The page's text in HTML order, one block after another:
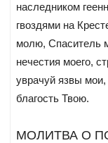
наследником
гвоздями на
молю, Спаситель
нечестия моего,
уврачуй язвы
благость Твою.
МОЛИТВА О